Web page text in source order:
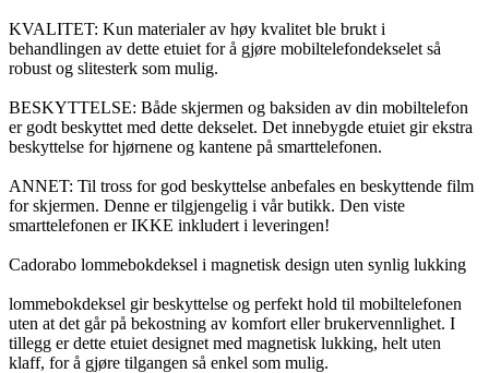
KVALITET: Kun materialer av høy kvalitet ble brukt i
behandlingen av dette etuiet for å gjøre mobiltelefondekselet så
robust og slitesterk som mulig.
BESKYTTELSE: Både skjermen og baksiden av din mobiltelefon
er godt beskyttet med dette dekselet. Det innebygde etuiet gir ekstra
beskyttelse for hjørnene og kantene på smarttelefonen.
ANNET: Til tross for god beskyttelse anbefales en beskyttende film
for skjermen. Denne er tilgjengelig i vår butikk. Den viste
smarttelefonen er IKKE inkludert i leveringen!
Cadorabo lommebokdeksel i magnetisk design uten synlig lukking
lommebokdeksel gir beskyttelse og perfekt hold til mobiltelefonen
uten at det går på bekostning av komfort eller brukervennlighet. I
tillegg er dette etuiet designet med magnetisk lukking, helt uten
klaff, for å gjøre tilgangen så enkel som mulig.